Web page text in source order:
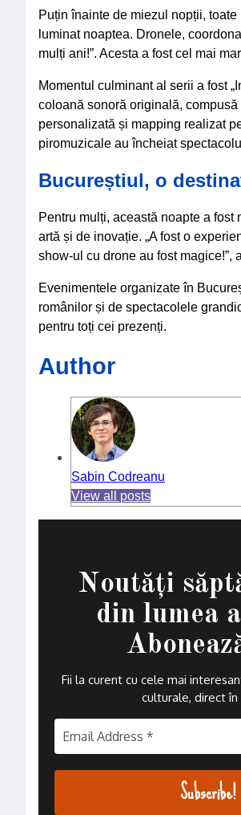
Puțin înainte de miezul nopții,
luminat noaptea. Dronele,
mulți ani!”. Acesta a fost cel mai
Momentul culminant al serii a fost
coloană sonoră originală,
personalizată și mapping realizat
piromuzicale au încheiat
Bucureștiul, o
Pentru mulți, această noapte a
artă și de inovație. „A fost o
show-ul cu drone au fost magice!”,
Evenimentele organizate în
românilor și de spectacolele
pentru toți cei prezenți.
Author
Sabin Codreanu
View all posts
Noutăți
din lumea
Fii la curent cu cele mai
culturale, direct în